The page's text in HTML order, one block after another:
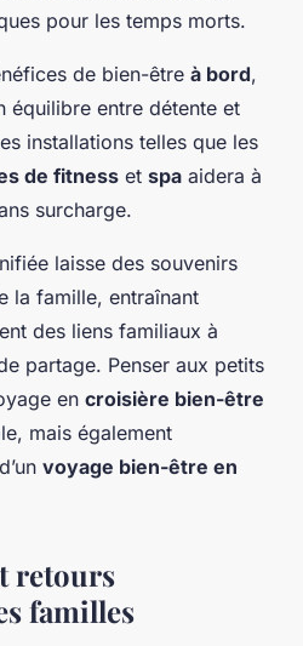
pour les temps morts.
de bien-être à bord,
équilibre entre détente et
installations telles que les
de fitness et spa aidera à
surcharge.
laisse des souvenirs
la famille, entraînant
des liens familiaux à
partage. Penser aux petits
en croisière bien-être
mais également
voyage bien-être en
retours
familles